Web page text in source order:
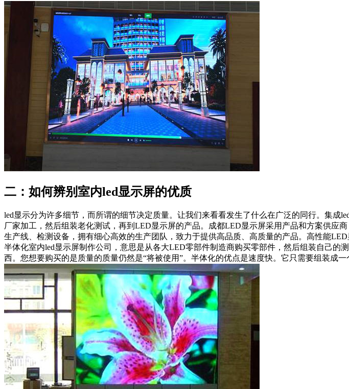
二：如何辨别室内led显示屏的优质
led显示分为许多细节，而所谓的细节决定质量。让我们来看看发生了什么在广泛的同行。集
厂家加工，然后组装老化测试，再到LED显示屏的产品。成都LED显示屏采用产品和方案供应
生产线、检测设备，拥有细心高效的生产团队，致力于提供高品质、高质量的产品。高性能
半体化室内led显示屏制作公司，意思是从各大LED零部件制造商购买零部件，然后组装自己
西。您想要购买的是质量的质量仍然是“将被使用”。半体化的优点是速度快。它只需要组装成